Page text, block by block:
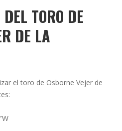
TORO DE
DE LA
el toro de Osborne Vejer de